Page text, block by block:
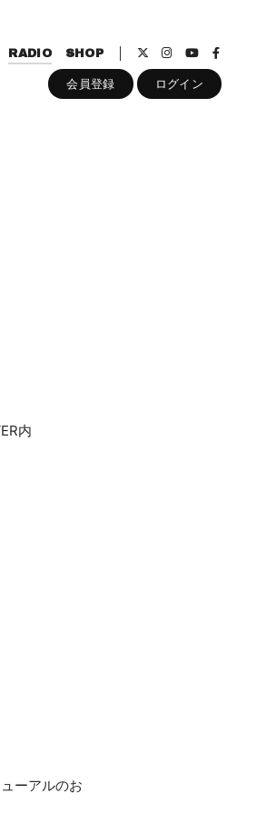
RADIO SHOP
会員登録 ログイン
内
ーアルのお